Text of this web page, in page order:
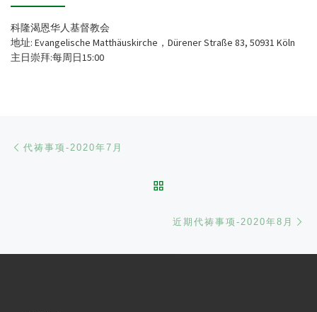
科隆渴恩华人基督教会
地址: Evangelische Matthäuskirche，Dürener Straße 83, 50931 Köln
主日崇拜:每周日15:00
代祷事项-2020年7月
近期代祷事项-2020年8月